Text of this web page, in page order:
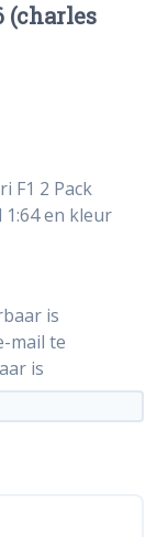
(charles
F1 2 Pack
1:64 en kleur
is
mail te
is